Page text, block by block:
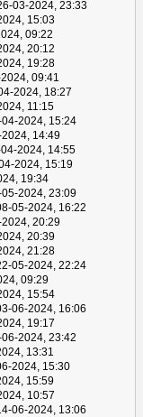
03-2024, 23:33
15:03
09:22
20:12
19:28
09:41
2024, 18:27
11:15
2024, 15:24
14:49
2024, 14:55
2024, 15:19
19:34
2024, 23:09
05-2024, 16:22
20:29
20:39
21:28
05-2024, 22:24
09:29
15:54
06-2024, 16:06
19:17
2024, 23:42
13:31
2024, 15:30
15:59
10:57
06-2024, 13:06